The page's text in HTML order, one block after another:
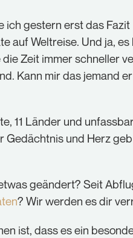
ich gestern erst das Fazit
auf Weltreise. Und ja, es
Zeit immer schneller
Kann mir das jemand
11 Länder und
Gedächtnis und Herz
geändert? Seit
? Wir werden es dir
ist, dass es ein
anonym. Diese
verstehen, wie unsere
nutzen.
blockiert. Wenn
keiner manuellen
mehr.
Impressum